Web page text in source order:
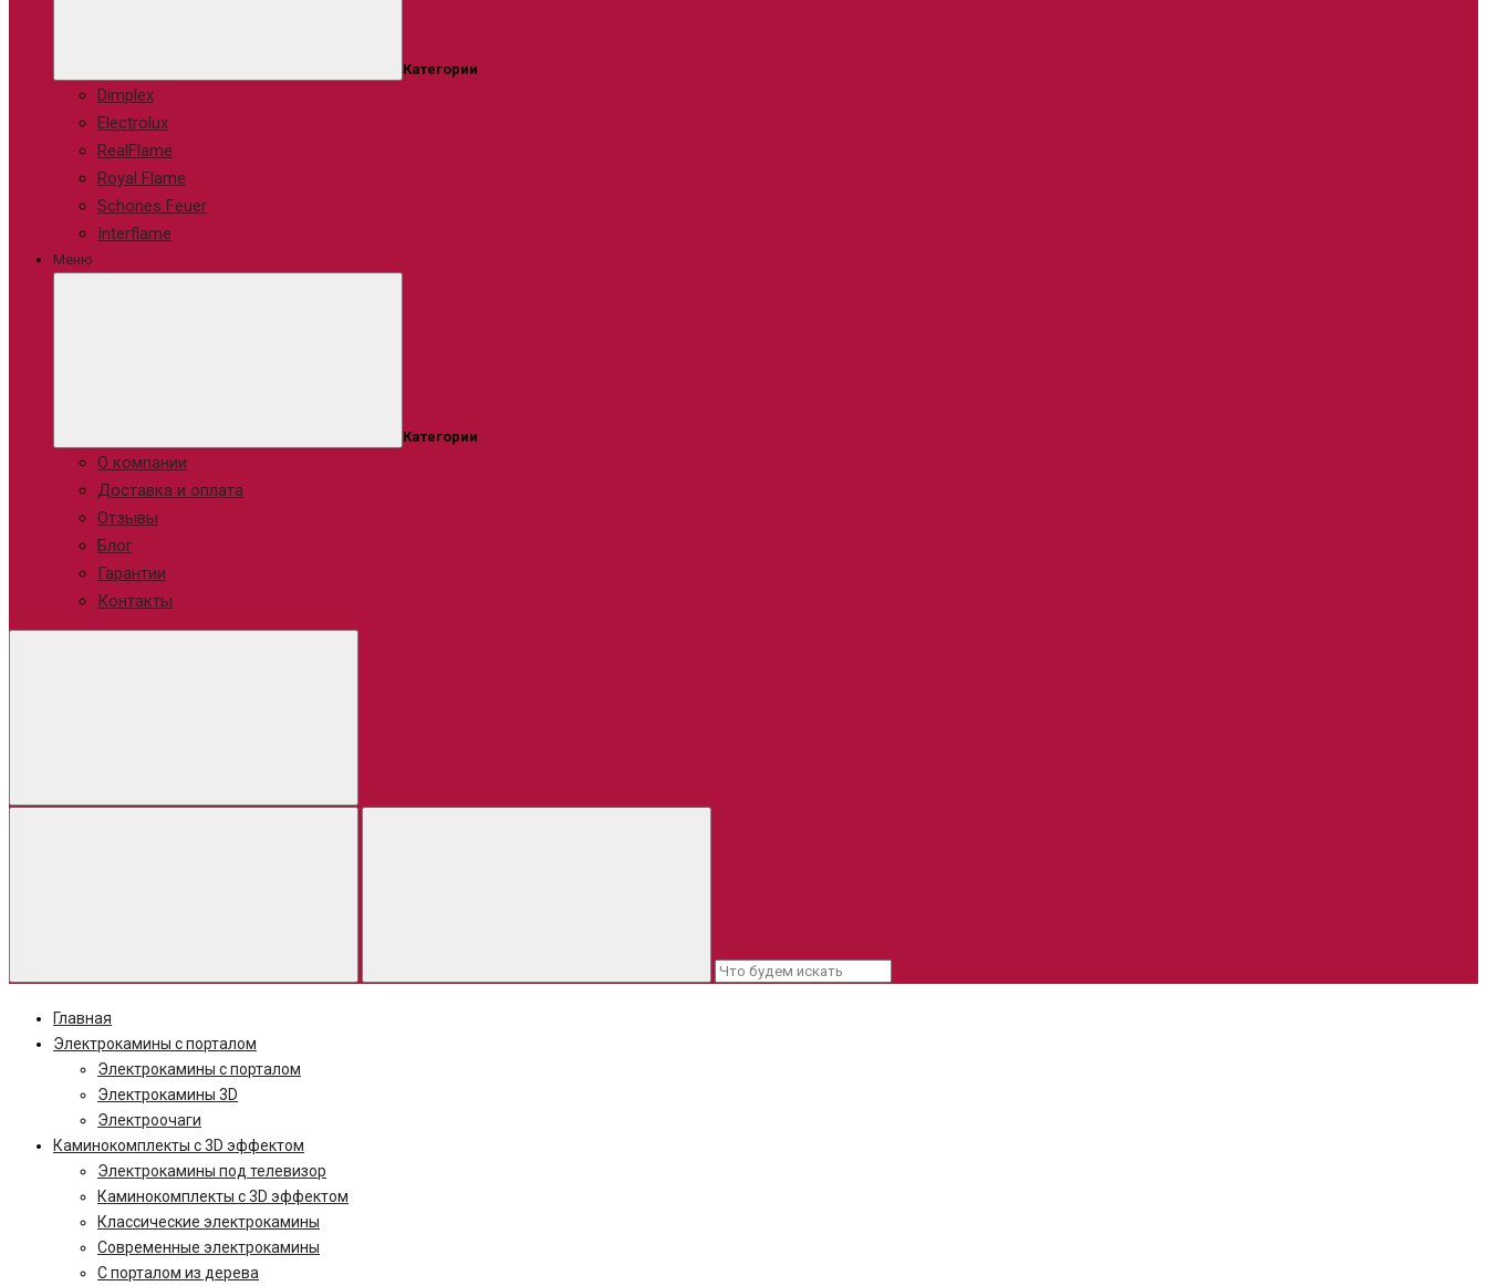
Категории
Dimplex
Electrolux
RealFlame
Royal Flame
Schones Feuer
Interflame
Меню
Категории
О компании
Доставка и оплата
Отзывы
Блог
Гарантии
Контакты
Главная
Электрокамины с порталом
Электрокамины с порталом
Электрокамины 3D
Электроочаги
Каминокомплекты с 3D эффектом
Электрокамины под телевизор
Каминокомплекты с 3D эффектом
Классические электрокамины
Современные электрокамины
С порталом из дерева